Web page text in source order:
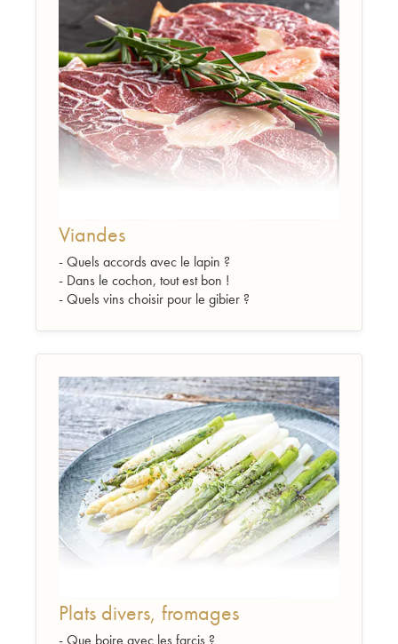
Viandes
- Quels accords avec le lapin ?
- Dans le cochon, tout est bon !
- Quels vins choisir pour le gibier ?
Plats divers, fromages
- Que boire avec les farcis ?